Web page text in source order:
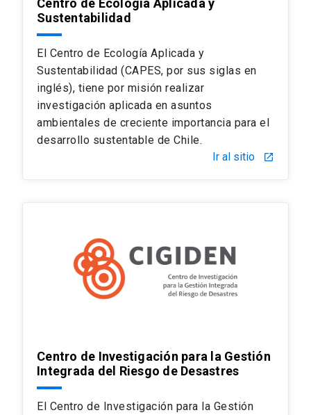
Sustentabilidad
El Centro de Ecología Aplicada y
Sustentabilidad (CAPES, por sus siglas en
inglés), tiene por misión realizar
investigación aplicada en asuntos
ambientales de creciente importancia para el
desarrollo sustentable de Chile.
Ir al sitio
launch
Centro de Investigación para la Gestión
Integrada del Riesgo de Desastres
El Centro de Investigación para la Gestión